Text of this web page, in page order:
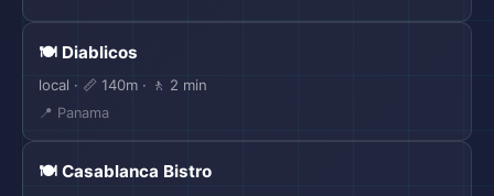
🍽️ Diablicos
local · 📏 140m · 🚶 2 min
📍 Panama
🍽️ Casablanca Bistro